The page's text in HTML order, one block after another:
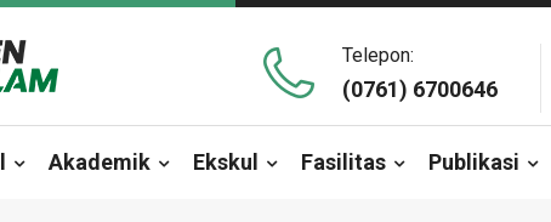
Telepon:
(0761) 6700646
Akademik Ekskul Fasilitas Publikasi